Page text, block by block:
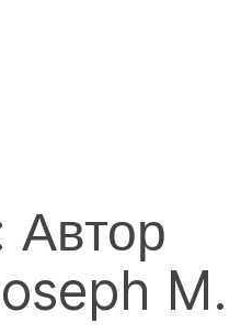
Автор
M.